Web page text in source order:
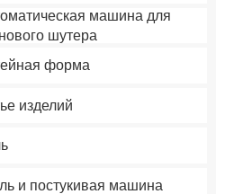
машина для
шутера
форма
изделий
и постукивая машина